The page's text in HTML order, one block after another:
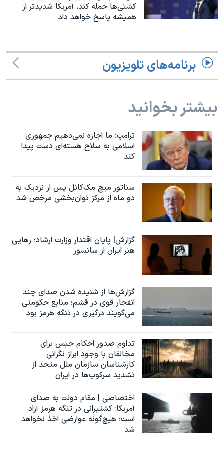
نرگس محمدی برنده جایزه نوبل صلح
صفحه‌های ویژه
سفر پرزیدنت ترامپ به چین
کشتی‌ها حمله کند، آمریکا شدیدتر از
همیشه پاسخ خواهد داد
برنامه‌های تلویزیون
بیشتر بخوانید
ترامپ: ما اجازه نمی‌دهیم جمهوری
اسلامی به سلاح هسته‌ای دست پیدا
کند
سناتور میچ مک‌کانل پس از نزدیک به
دو ماه از مرکز توان‌بخشی مرخص شد
گزارش| پایان اقتدار وزارت ارشاد؛ رهایی
هنر ایران از سانسور
گزارش‌ها از شنیده شدن صدای چند
انفجار قوی در قشم؛ منابع حکومتی
می‌گویند درگیری در تنگه هرمز بود
تداوم صدور احکام حبس برای
مخالفان با وجود ابراز نگرانی
کارشناسان سازمان ملل متحد از
تشدید سرکوب‌ها در ایران
اختصاصی | مقام دولت به صدای
آمریکا: کشتیرانی در تنگه هرمز آزاد
است؛ هیچ‌گونه عوارضی اخذ نخواهد
شد